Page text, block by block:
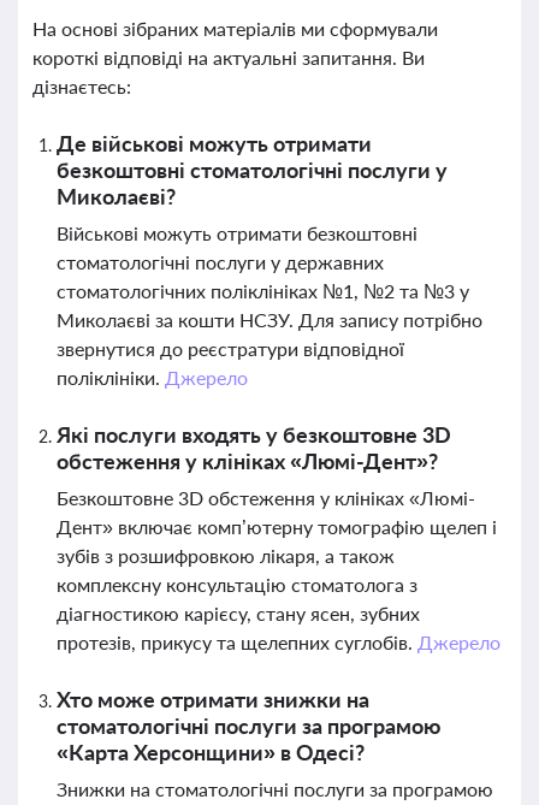
На основі зібраних матеріалів ми сформували
короткі відповіді на актуальні запитання. Ви
дізнаєтесь:
Де військові можуть отримати
безкоштовні стоматологічні послуги у
Миколаєві?
Військові можуть отримати безкоштовні
стоматологічні послуги у державних
стоматологічних поліклініках №1, №2 та №3 у
Миколаєві за кошти НСЗУ. Для запису потрібно
звернутися до реєстратури відповідної
поліклініки. Джерело
Які послуги входять у безкоштовне 3D
обстеження у клініках «Люмі-Дент»?
Безкоштовне 3D обстеження у клініках «Люмі-
Дент» включає комп’ютерну томографію щелеп і
зубів з розшифровкою лікаря, а також
комплексну консультацію стоматолога з
діагностикою карієсу, стану ясен, зубних
протезів, прикусу та щелепних суглобів. Джерело
Хто може отримати знижки на
стоматологічні послуги за програмою
«Карта Херсонщини» в Одесі?
Знижки на стоматологічні послуги за програмою